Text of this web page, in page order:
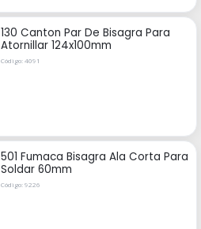
130 Canton Par De Bisagra Para
Atornillar 124x100mm
Código: 4091
501 Fumaca Bisagra Ala Corta Para
Soldar 60mm
Código: 9226